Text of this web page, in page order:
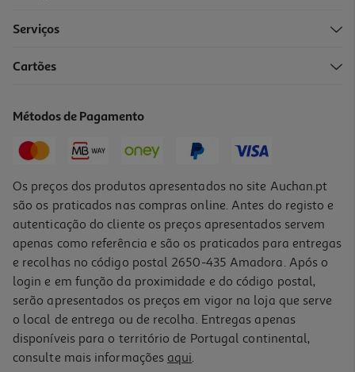
Pensos Higiénicos Liberty Noite Com Abas Evax 16 Un
Serviços
Cartões
Métodos de Pagamento
Os preços dos produtos apresentados no site Auchan.pt
são os praticados nas compras online. Antes do registo e
autenticação do cliente os preços apresentados servem
apenas como referência e são os praticados para entregas
e recolhas no código postal 2650-435 Amadora. Após o
login e em função da proximidade e do código postal,
serão apresentados os preços em vigor na loja que serve
o local de entrega ou de recolha. Entregas apenas
disponíveis para o território de Portugal continental,
consulte mais informações aqui.